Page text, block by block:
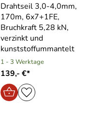
Drahtseil 3,0-4,0mm,
170m, 6x7+1FE,
Bruchkraft 5,28 kN,
verzinkt und
kunststoffummantelt
1 - 3 Werktage
139,- €*